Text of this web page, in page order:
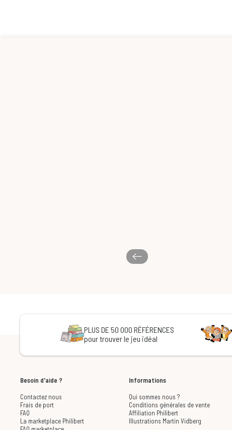
PLUS DE 50 000 RÉFÉRENCES
pour trouver le jeu idéal
Besoin d'aide ?
Contactez nous
Frais de port
FAQ
La marketplace Philibert
Informations
Qui sommes nous ?
Conditions générales de vente
Affiliation Philibert
Illustrations Martin Vidberg